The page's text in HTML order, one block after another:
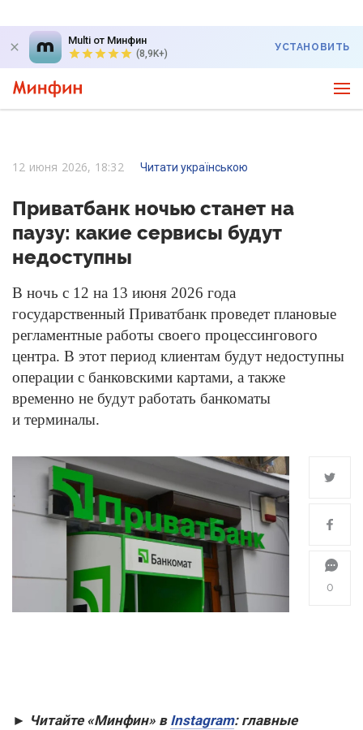
Multi от Минфин
(8,9K+)
УСТАНОВИТЬ
12 июня 2026, 18:32 Читати українською
Приватбанк ночью станет на
паузу: какие сервисы будут
недоступны
В ночь с 12 на 13 июня 2026 года
государственный Приватбанк проведет плановые
регламентные работы своего процессингового
центра. В этот период клиентам будут недоступны
операции с банковскими картами, а также
временно не будут работать банкоматы
и терминалы.
0
► Читайте «Минфин» в Instagram: главные